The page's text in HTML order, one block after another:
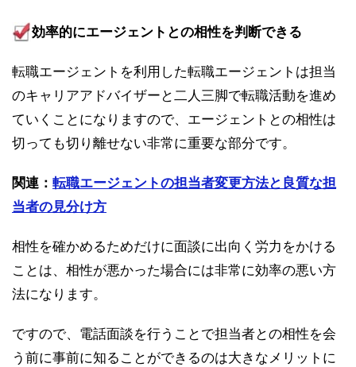
効率的にエージェントとの相性を判断できる
転職エージェントを利用した転職エージェントは担当
のキャリアアドバイザーと二人三脚で転職活動を進め
ていくことになりますので、エージェントとの相性は
切っても切り離せない非常に重要な部分です。
関連： 転職エージェントの担当者変更方法と良質な担
当者の見分け方
相性を確かめるためだけに面談に出向く労力をかける
ことは、相性が悪かった場合には非常に効率の悪い方
法になります。
ですので、電話面談を行うことで担当者との相性を会
う前に事前に知ることができるのは大きなメリットに